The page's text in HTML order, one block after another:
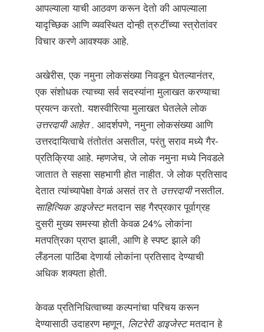
आपल्याला याची आठवण करून देतो की आपल्याला
यादृच्छिक आणि व्यवस्थित दोन्ही त्रुटींच्या स्त्रोतांवर
विचार करणे आवश्यक आहे.
अखेरीस, एक नमुना लोकसंख्या निवडून घेतल्यानंतर,
एक संशोधक त्याच्या सर्व सदस्यांना मुलाखत करण्याचा
प्रयत्न करतो. यशस्वीरित्या मुलाखत घेतलेले लोक
उत्तरदायी आहेत. आदर्शपणे, नमुना लोकसंख्या आणि
उत्तरदायित्वाचे तंतोतंत असतील, परंतु सराव मध्ये गैर-
प्रतिक्रिया आहे. म्हणजेच, जे लोक नमुना मध्ये निवडले
जातात ते सहसा सहभागी होत नाहीत. जे लोक प्रतिसाद
देतात त्यांच्यापेक्षा वेगळं असतं तर ते उत्तरदायीनसतील.
साहित्यिक डाइजेस्टमतदान सह गैरप्रकार पूर्वाग्रह
दुसरी मुख्य समस्या होती केवळ 24% लोकांना
मतपत्रिका प्राप्त झाली, आणि हे स्पष्ट झाले की
लँडनला पाठिंबा देणार्या लोकांना प्रतिसाद देण्याची
अधिक शक्यता होती.
केवळ प्रतिनिधित्वाच्या कल्पनांचा परिचय करून
देण्यासाठी उदाहरण म्हणून, लिटरेरी डाइजेस्टमतदान हे